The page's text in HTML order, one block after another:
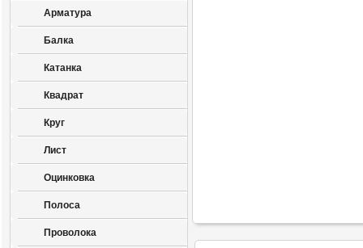
Арматура
Балка
Катанка
Квадрат
Круг
Лист
Оцинковка
Полоса
Проволока